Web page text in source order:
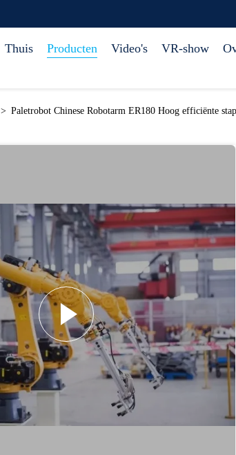
Thuis Producten Video's VR-show
> Paletrobot Chinese Robotarm ER180 Hoog efficiënte